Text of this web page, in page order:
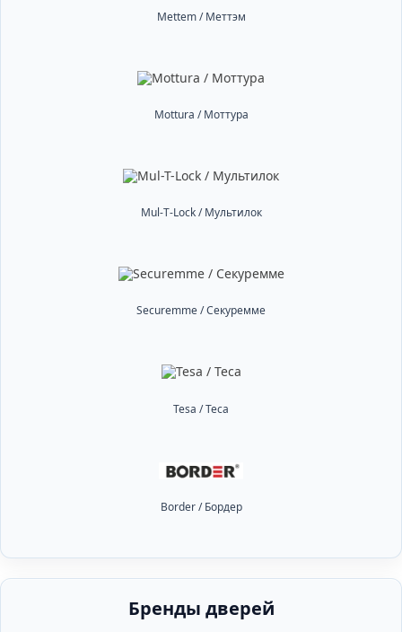
Mettem / Меттэм
Mottura / Моттура
Mul-T-Lock / Мультилок
Securemme / Секуремме
Tesa / Теса
Border / Бордер
Бренды дверей